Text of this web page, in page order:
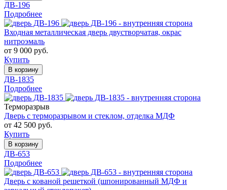
ДВ-196
Подробнее
Входная металлическая дверь двустворчатая, окрас
нитроэмаль
от 9 000 руб.
Купить
В корзину
ДВ-1835
Подробнее
Терморазрыв
Дверь с терморазрывом и стеклом, отделка МДФ
от 42 500 руб.
Купить
В корзину
ДВ-653
Подробнее
Дверь с кованой решеткой (шпонированный МДФ и